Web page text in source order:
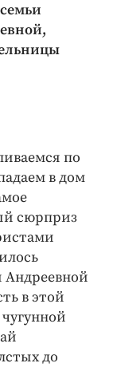
по
в дом
сюрприз
Андреевной
в этой
до